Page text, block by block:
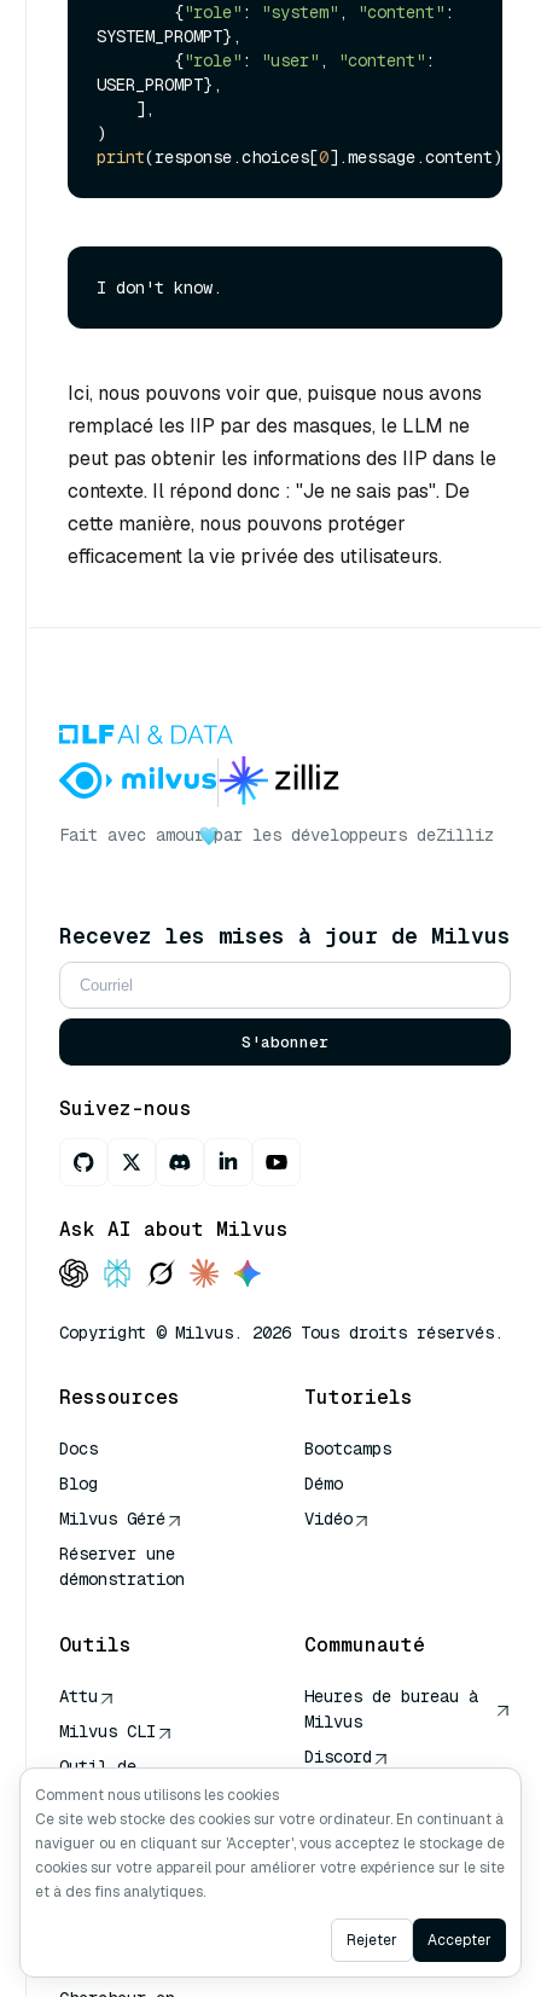
        {
"role" : "system" , "content" :
SYSTEM_PROMPT},
        {
"role" : "user" , "content" :
USER_PROMPT},
print(response.choices[0
Ici, nous pouvons voir que, puisque nous avons
remplacé les IIP par des masques, le LLM ne
peut pas obtenir les informations des IIP dans le
contexte. Il répond donc : "Je ne sais pas". De
cette manière, nous pouvons protéger
efficacement la vie privée des utilisateurs.
Fait avec amour par les développeurs deZilliz
Recevez les mises à jour de Milvus
S'abonner
Suivez-nous
Ask AI about Milvus
Copyright © Milvus. 2026 Tous droits réservés.
Ressources
Docs
Blog
Milvus Géré
Réserver une
démonstration
Tutoriels
Bootcamps
Démo
Vidéo
Outils
Attu
Milvus CLI
Outil de
dimensionnement
Milvus
Outil de Sauvegarde
Milvus
Communauté
Heures de bureau à
Milvus
Discord
Ask AI
Comment nous utilisons les cookies
Ce site web stocke des cookies sur votre ordinateur. En continuant à
naviguer ou en cliquant sur 'Accepter', vous acceptez le stockage de
cookies sur votre appareil pour améliorer votre expérience sur le site
et à des fins analytiques.
Rejeter Accepter